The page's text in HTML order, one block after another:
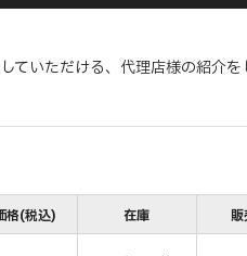
いただける、代理店様の紹介
格(税込) 在庫 販